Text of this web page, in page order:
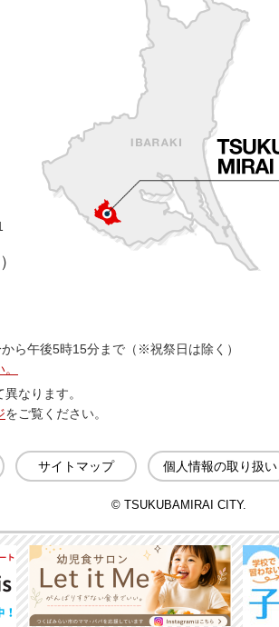
ら午後5時15分まで（※祝祭日は除く）
なります。
をご覧ください。
サイトマップ 個人情報の取り扱い
© TSUKUBAMIRAI CITY.